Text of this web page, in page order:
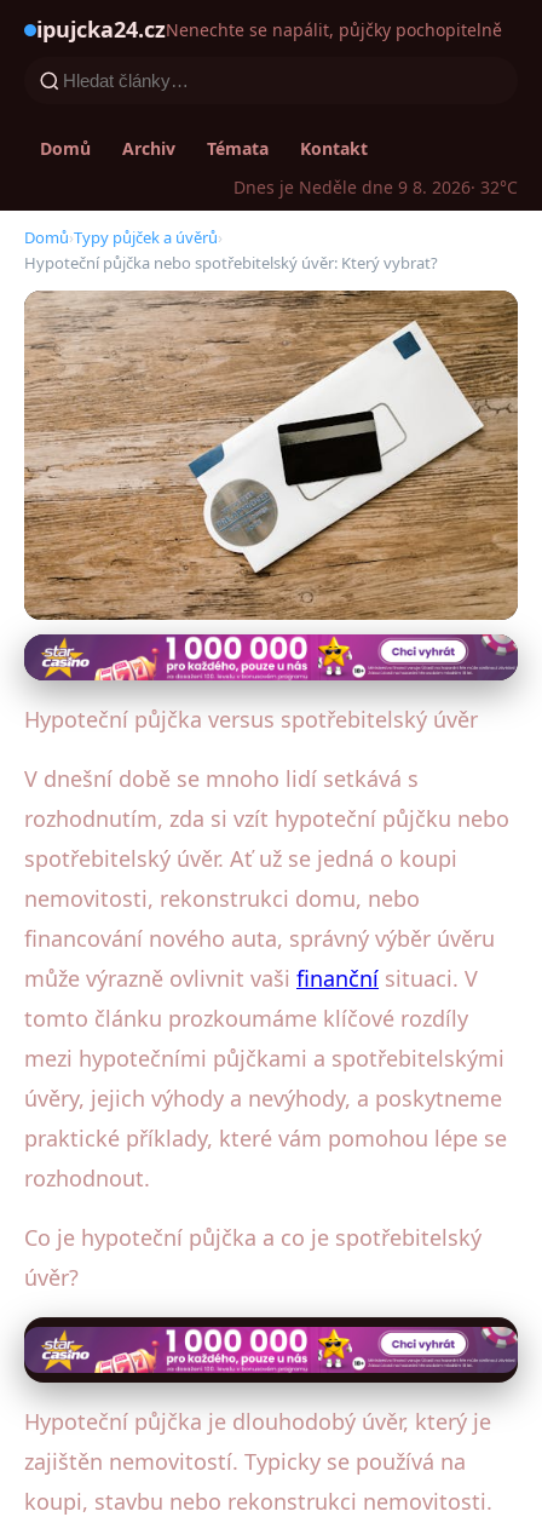
ipujcka24.czNenechte se napálit, půjčky pochopitelně
Domů Archiv Témata
Kontakt
Dnes je Neděle dne 9 8. 2026· 32°C
Domů›Typy půjček a úvěrů›
Hypoteční půjčka nebo spotřebitelský úvěr: Který vybrat?
Typy půjček a úvěrů
Hypoteční půjčka nebo
24. 8. 2025· 4 min čtení · Autor: Michal Hruška
Hypoteční půjčka versus spotřebitelský úvěr
V dnešní době se mnoho lidí setkává s
rozhodnutím, zda si vzít hypoteční půjčku nebo
spotřebitelský úvěr. Ať už se jedná o koupi
nemovitosti, rekonstrukci domu, nebo
financování nového auta, správný výběr úvěru
může výrazně ovlivnit vaši finanční situaci. V
tomto článku prozkoumáme klíčové rozdíly
mezi hypotečními půjčkami a spotřebitelskými
úvěry, jejich výhody a nevýhody, a poskytneme
praktické příklady, které vám pomohou lépe se
rozhodnout.
Co je hypoteční půjčka a co je spotřebitelský
úvěr?
Hypoteční půjčka je dlouhodobý úvěr, který je
zajištěn nemovitostí. Typicky se používá na
koupi, stavbu nebo rekonstrukci nemovitosti.